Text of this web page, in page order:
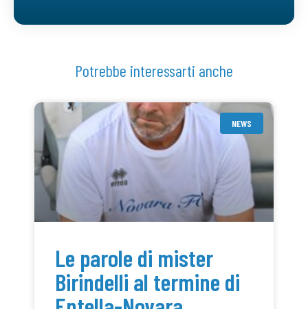
Potrebbe interessarti anche
NEWS
Le parole di mister
Birindelli al termine di